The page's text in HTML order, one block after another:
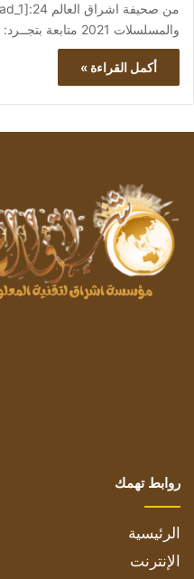
والمسلسلات 2021 متابعة بتجــرد: بعد عرض أول حلقتين من…
أكمل القراءة »
روابط تهمك
الرئيسية
الإنترنت